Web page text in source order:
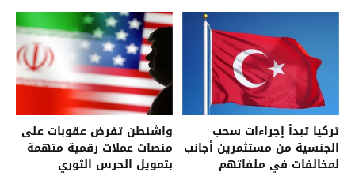
تركيا تبدأ إجراءات سحب
الجنسية من مستثمرين أجانب
لمخالفات في ملفاتهم
واشنطن تفرض عقوبات على
منصات عملات رقمية متهمة
بتمويل الحرس الثوري